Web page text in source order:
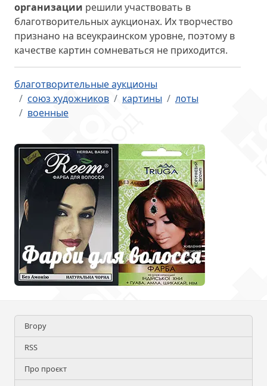
организации решили участвовать в
благотворительных аукционах. Их творчество
признано на всеукраинском уровне, поэтому в
качестве картин сомневаться не приходится.
благотворительные аукционы
союз художников
картины
лоты
военные
Вгору
RSS
Про проєкт